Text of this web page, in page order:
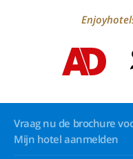
Vraag nu de brochure
Mijn hotel aanmelden